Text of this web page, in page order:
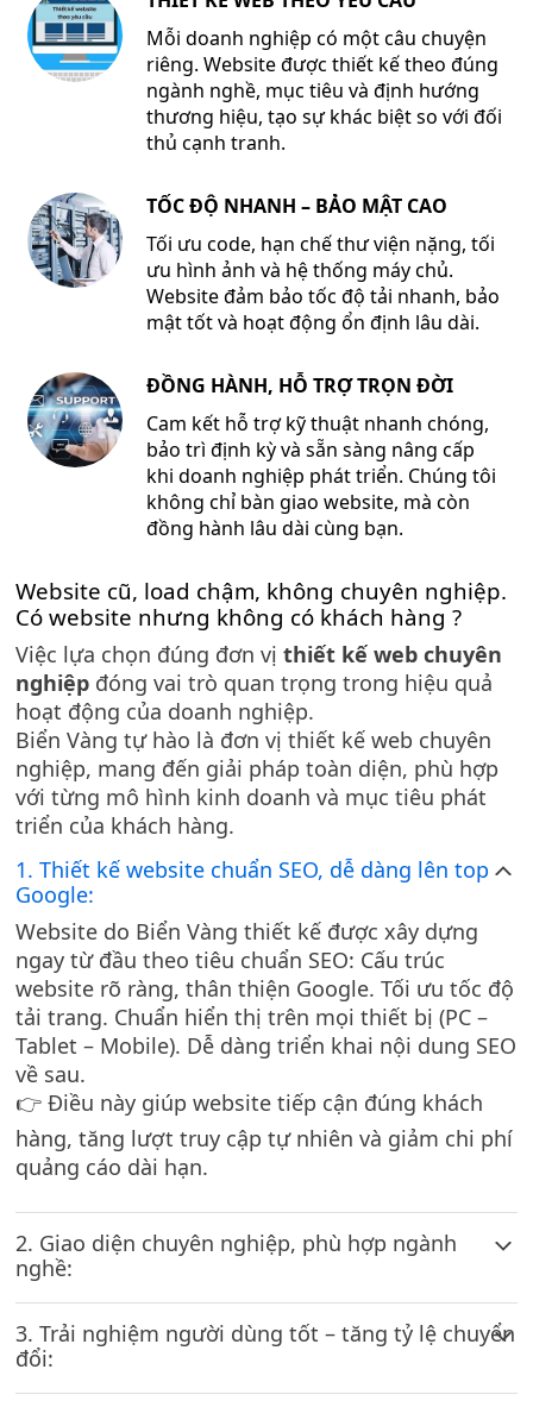
Mỗi doanh nghiệp có một câu chuyện
riêng. Website được thiết kế theo đúng
ngành nghề, mục tiêu và định hướng
thương hiệu, tạo sự khác biệt so với đối
thủ cạnh tranh.
TỐC ĐỘ NHANH – BẢO MẬT CAO
Tối ưu code, hạn chế thư viện nặng, tối
ưu hình ảnh và hệ thống máy chủ.
Website đảm bảo tốc độ tải nhanh, bảo
mật tốt và hoạt động ổn định lâu dài.
ĐỒNG HÀNH, HỖ TRỢ TRỌN ĐỜI
Cam kết hỗ trợ kỹ thuật nhanh chóng,
bảo trì định kỳ và sẵn sàng nâng cấp
khi doanh nghiệp phát triển. Chúng tôi
không chỉ bàn giao website, mà còn
đồng hành lâu dài cùng bạn.
Website cũ, load chậm, không chuyên nghiệp.
Có website nhưng không có khách hàng ?
Việc lựa chọn đúng đơn vịthiết kế web chuyên
nghiệp đóng vai trò quan trọng trong hiệu quả
hoạt động của doanh nghiệp.
Biển Vàng tự hào là đơn vị thiết kế web chuyên
nghiệp, mang đến giải pháp toàn diện, phù hợp
với từng mô hình kinh doanh và mục tiêu phát
triển của khách hàng.
1. Thiết kế website chuẩn SEO, dễ dàng lên top
Google:
Website do Biển Vàng thiết kế được xây dựng
ngay từ đầu theo tiêu chuẩn SEO: Cấu trúc
website rõ ràng, thân thiện Google. Tối ưu tốc độ
tải trang. Chuẩn hiển thị trên mọi thiết bị (PC –
Tablet – Mobile). Dễ dàng triển khai nội dung SEO
về sau.
👉 Điều này giúp website tiếp cận đúng khách
hàng, tăng lượt truy cập tự nhiên và giảm chi phí
quảng cáo dài hạn.
2. Giao diện chuyên nghiệp, phù hợp ngành
nghề:
3. Trải nghiệm người dùng tốt – tăng tỷ lệ chuyển
đổi: